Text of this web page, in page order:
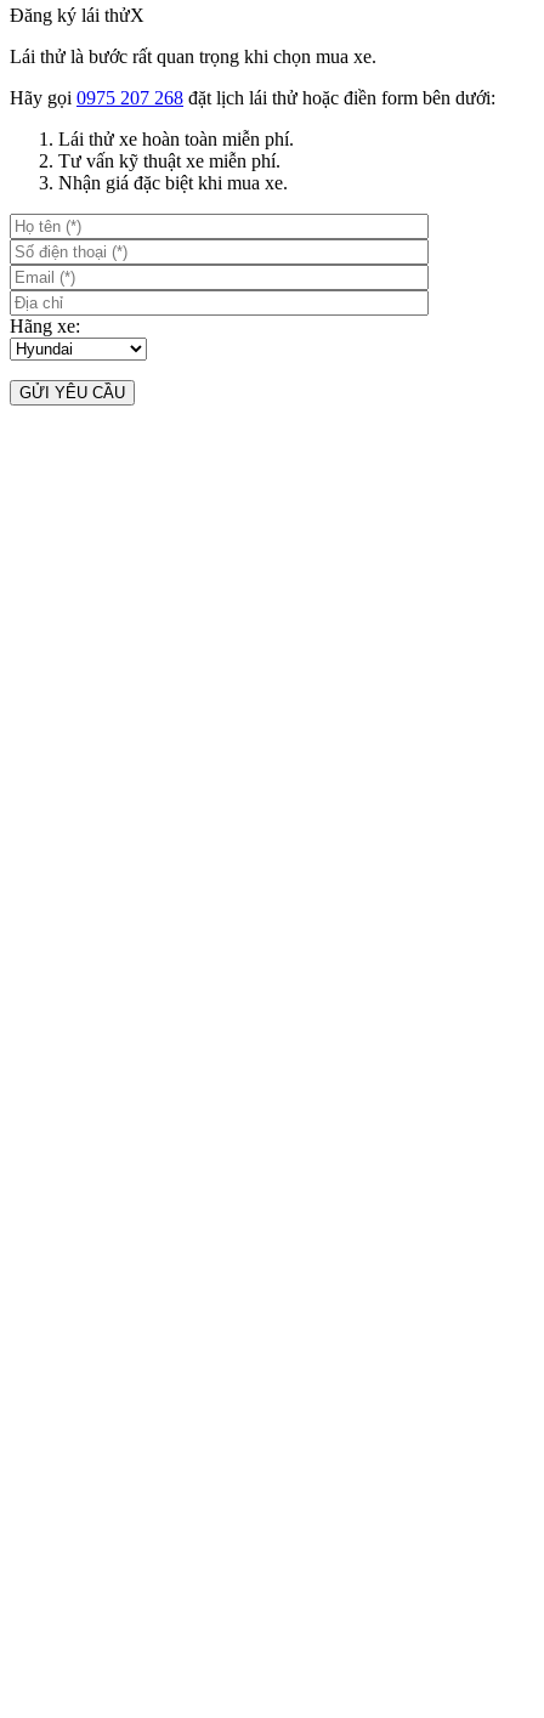
Đăng ký lái thửX
Lái thử là bước rất quan trọng khi chọn mua xe.
Hãy gọi 0975 207 268 đặt lịch lái thử hoặc điền form bên dưới:
Lái thử xe hoàn toàn miễn phí.
Tư vấn kỹ thuật xe miễn phí.
Nhận giá đặc biệt khi mua xe.
Hãng xe: